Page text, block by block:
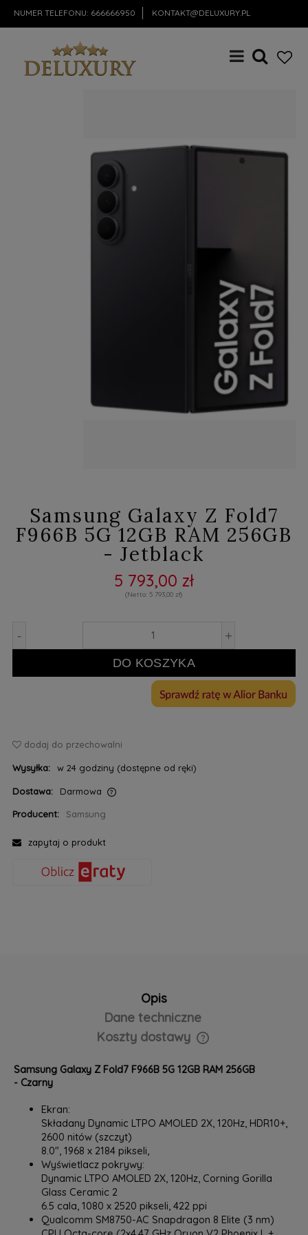
NUMER TELEFONU: 666666950 KONTAKT@DELUXURY.PL
Samsung Galaxy Z Fold7
F966B 5G 12GB RAM 256GB
- Jetblack
5 793,00 zł
5 793,00 zł
- +
DO KOSZYKA
dodaj do przechowalni
Wysyłka: w 24 godziny (dostępne od ręki)
Dostawa:
Darmowa
Producent:
Samsung
zapytaj o produkt
Opis
Dane techniczne
Koszty dostawy
Cena nie zawiera ewentualnych kosztów płatności
Samsung Galaxy Z Fold7 F966B 5G 12GB RAM 256GB
- Czarny
Ekran:
Składany Dynamic LTPO AMOLED 2X, 120Hz, HDR10+,
2600 nitów (szczyt)
8.0", ‎‎‎1968 x 2184 pikseli,
‎Wyświetlacz pokrywy:‎
Dynamic LTPO AMOLED 2X, 120Hz, Corning Gorilla
Glass Ceramic 2
6.5 cala, 1080 x 2520 pikseli, 422 ppi
Qualcomm SM8750-AC Snapdragon 8 Elite (3 nm)